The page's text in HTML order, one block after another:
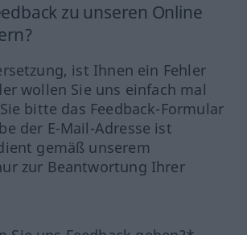
zu unseren Online
ist Ihnen ein Fehler
wollen Sie uns einfach mal
bitte das Feedback-Formular
der E-Mail-Adresse ist
gemäß unserem
zur Beantwortung Ihrer